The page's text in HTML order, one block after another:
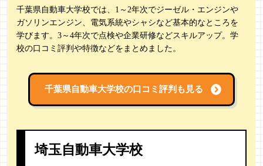
千葉県自動車大学校では、1～2年次でジーゼル・エンジンや
ガソリンエンジン、電気系統やシャシなど基本的なところを
学びます。3～4年次で点検や企業研修などスキルアップ。学
校の口コミ評判や特徴などをまとめました。
千葉県自動車大学校の口コミ評判も見る
埼玉自動車大学校